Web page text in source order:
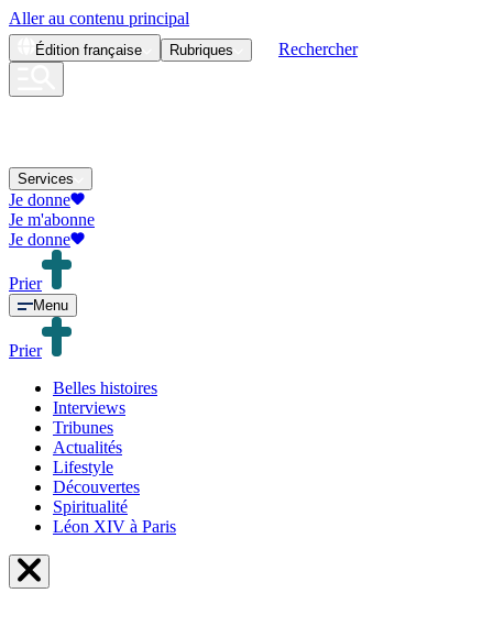
Aller au contenu principal
Édition française Rubriques Rechercher
Services
Je donne
Je m'abonne
Je donne
Prier
Menu
Prier
Belles histoires
Interviews
Tribunes
Actualités
Lifestyle
Découvertes
Spiritualité
Léon XIV à Paris